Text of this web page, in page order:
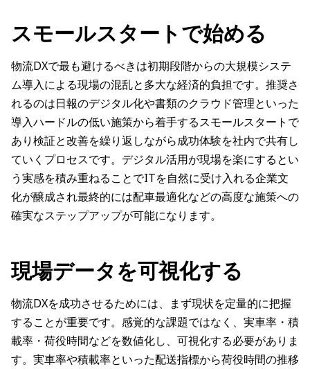
スモールスタートで始める
物流DXで最も避けるべきは初期段階からの大規模システ
ム導入による現場の混乱と多大な経済的負担です。推奨さ
れるのは日報のデジタル化や書類のクラウド管理といった
導入ハードルの低い施策から着手するスモールスタートで
あり検証と改善を繰り返しながら成功体験を社内で共有し
ていくプロセスです。デジタル活用が現場を楽にするとい
う実感を積み重ねることでITを自然に受け入れる企業文
化が醸成され最終的には配車最適化などの高度な施策への
確実なステップアップが可能になります。
現場データを可視化する
物流DXを成功させるためには、まず現状を定量的に把握
することが重要です。感覚的な課題ではなく、実車率・積
載率・荷役時間などを数値化し、可視化する必要がありま
す。実車率や積載率といった配送指標から荷役時間の推移